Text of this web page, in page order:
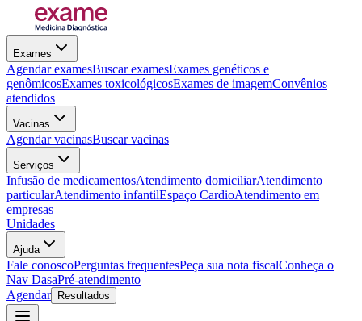
Exames
Agendar examesBuscar examesExames genéticos e
genômicosExames toxicológicosExames de imagemConvênios
atendidos
Vacinas
Agendar vacinasBuscar vacinas
Serviços
Infusão de medicamentosAtendimento domiciliarAtendimento
particularAtendimento infantilEspaço CardioAtendimento em
empresas
Unidades
Ajuda
Fale conoscoPerguntas frequentesPeça sua nota fiscalConheça o
Nav DasaPré-atendimento
Agendar
Resultados